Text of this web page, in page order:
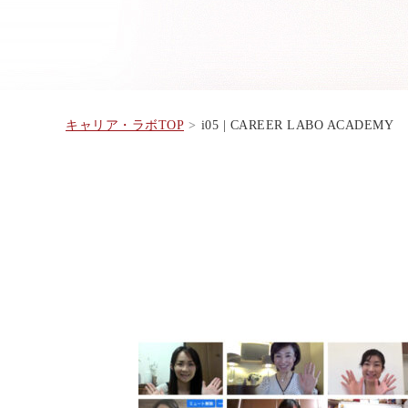
キャリア・ラボTOP i05 | CAREER LABO ACADEMY